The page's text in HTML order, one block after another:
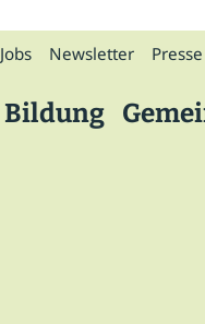
Jobs Newsletter Presse
Bildung